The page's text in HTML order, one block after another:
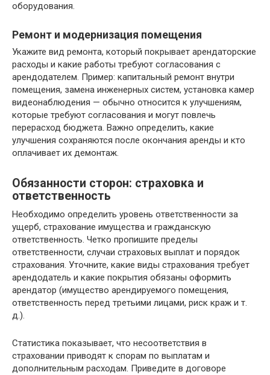
оборудования.
Ремонт и модернизация помещения
Укажите вид ремонта, который покрывает арендаторские
расходы и какие работы требуют согласования с
арендодателем. Пример: капитальный ремонт внутри
помещения, замена инженерных систем, установка камер
видеонаблюдения — обычно относится к улучшениям,
которые требуют согласования и могут повлечь
перерасход бюджета. Важно определить, какие
улучшения сохраняются после окончания аренды и кто
оплачивает их демонтаж.
Обязанности сторон: страховка и
ответственность
Необходимо определить уровень ответственности за
ущерб, страхование имущества и гражданскую
ответственность. Четко пропишите пределы
ответственности, случаи страховых выплат и порядок
страхования. Уточните, какие виды страхования требует
арендодатель и какие покрытия обязаны оформить
арендатор (имущество арендируемого помещения,
ответственность перед третьими лицами, риск краж и т.
д.).
Статистика показывает, что несоответствия в
страховании приводят к спорам по выплатам и
дополнительным расходам. Приведите в договоре